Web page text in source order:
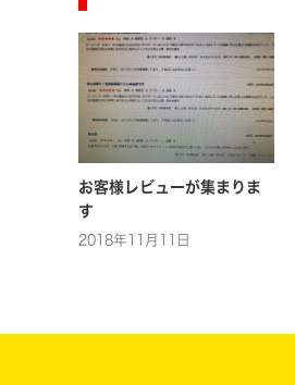
お客様レビューが集まりま
す
2018年11月11日